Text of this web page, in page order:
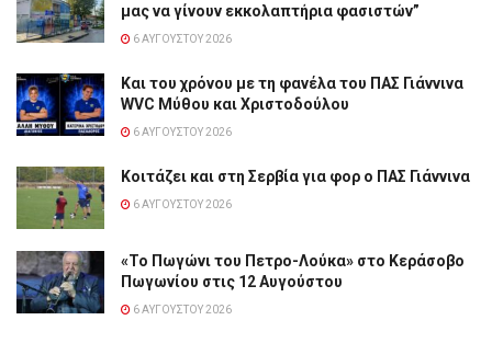
μας να γίνουν εκκολαπτήρια φασιστών”
6 ΑΥΓΟΎΣΤΟΥ 2026
Και του χρόνου με τη φανέλα του ΠΑΣ Γιάννινα
WVC Μύθου και Χριστοδούλου
6 ΑΥΓΟΎΣΤΟΥ 2026
Κοιτάζει και στη Σερβία για φορ ο ΠΑΣ Γιάννινα
6 ΑΥΓΟΎΣΤΟΥ 2026
«Το Πωγώνι του Πετρο-Λούκα» στο Κεράσοβο
Πωγωνίου στις 12 Αυγούστου
6 ΑΥΓΟΎΣΤΟΥ 2026